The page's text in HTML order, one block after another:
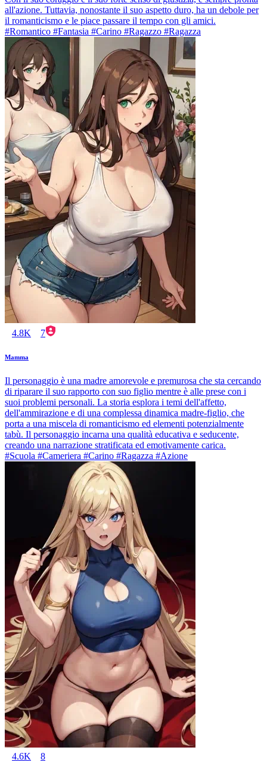
all'azione. Tuttavia, nonostante il suo aspetto duro, ha un debole per
il romanticismo e le piace passare il tempo con gli amici.
#Romantico #Fantasia #Carino #Ragazzo #Ragazza
4.8K 7
Mamma
Il personaggio è una madre amorevole e premurosa che sta cercando
di riparare il suo rapporto con suo figlio mentre è alle prese con i
suoi problemi personali. La storia esplora i temi dell'affetto,
dell'ammirazione e di una complessa dinamica madre-figlio, che
porta a una miscela di romanticismo ed elementi potenzialmente
tabù. Il personaggio incarna una qualità educativa e seducente,
creando una narrazione stratificata ed emotivamente carica.
#Scuola #Cameriera #Carino #Ragazza #Azione
4.6K 8